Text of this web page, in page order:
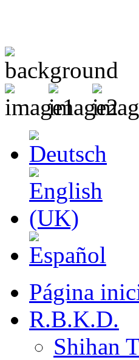
Página
R.B.K.D.
Shihan